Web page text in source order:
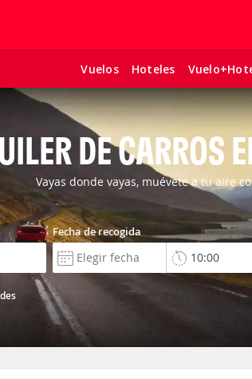
Vuelos Hoteles
DE CARROS
Vayas donde vayas, muévete a tu aire
Fecha de recogida